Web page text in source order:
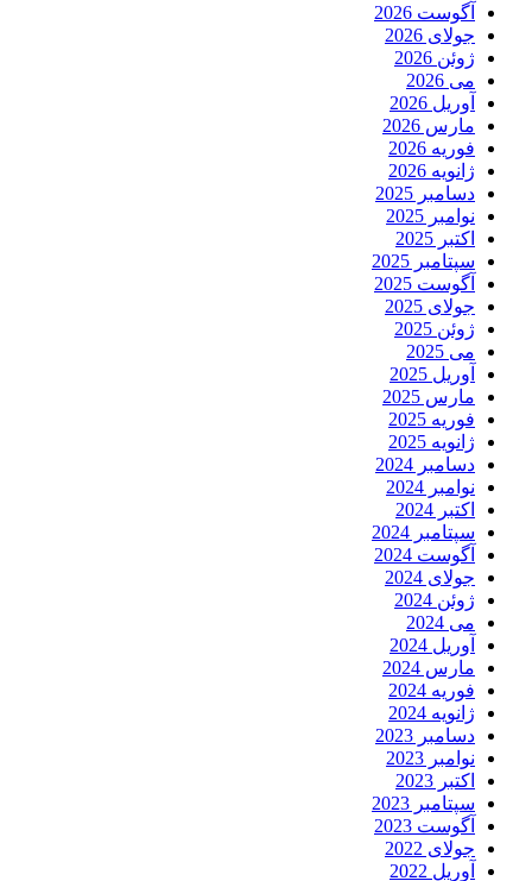
آگوست 2026
جولای 2026
ژوئن 2026
می 2026
آوریل 2026
مارس 2026
فوریه 2026
ژانویه 2026
دسامبر 2025
نوامبر 2025
اکتبر 2025
سپتامبر 2025
آگوست 2025
جولای 2025
ژوئن 2025
می 2025
آوریل 2025
مارس 2025
فوریه 2025
ژانویه 2025
دسامبر 2024
نوامبر 2024
اکتبر 2024
سپتامبر 2024
آگوست 2024
جولای 2024
ژوئن 2024
می 2024
آوریل 2024
مارس 2024
فوریه 2024
ژانویه 2024
دسامبر 2023
نوامبر 2023
اکتبر 2023
سپتامبر 2023
آگوست 2023
جولای 2022
آوریل 2022